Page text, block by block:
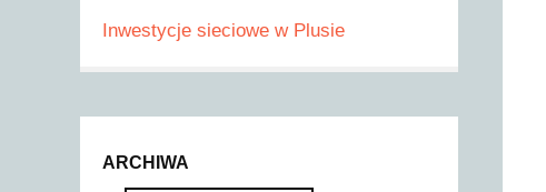
Inwestycje sieciowe w Plusie
ARCHIWA